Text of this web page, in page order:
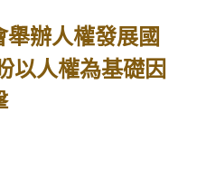
舉辦人權發展國
以人權為基礎因